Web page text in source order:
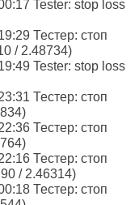
Tester: stop loss
Тестер: стоп
/ 2.48734)
Tester: stop loss
Тестер: стоп
Тестер: стоп
Тестер: стоп
/ 2.46314)
Тестер: стоп